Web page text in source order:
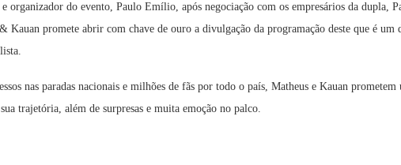
do evento, Paulo Emílio, após negociação com os empresários da dupla,
Kauan promete abrir com chave de ouro a divulgação da programação deste que é um
nas paradas nacionais e milhões de fãs por todo o país, Matheus e Kauan prometem
trajetória, além de surpresas e muita emoção no palco.